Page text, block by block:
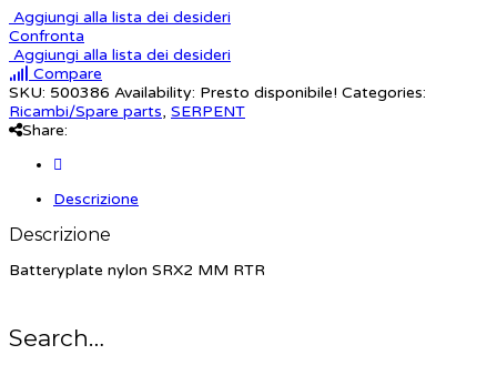
Aggiungi alla lista dei desideri
Confronta
Aggiungi alla lista dei desideri
Compare
SKU: 500386 Availability: Presto disponibile! Categories:
Ricambi/Spare parts, SERPENT
Share:
Descrizione
Descrizione
Batteryplate nylon SRX2 MM RTR
Search…